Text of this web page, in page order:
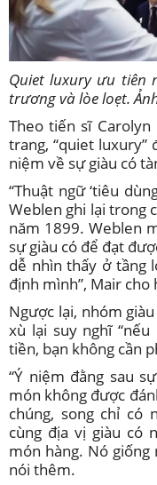
Quiet luxury ưu tiên
trương và lòe loẹt.
Theo tiến sĩ
trang, “quiet luxury”
niệm về sự giàu có
“Thuật ngữ ‘tiêu
Weblen ghi lại trong
năm 1899. Weblen
sự giàu có để đạt
dễ nhìn thấy ở tầng
định mình”, Mair cho
Ngược lại, nhóm
xù lại suy nghĩ
tiền, bạn không cần
“Ý niệm đằng sau
món không được
chúng, song chỉ có
cùng địa vị giàu có
món hàng. Nó
nói thêm.